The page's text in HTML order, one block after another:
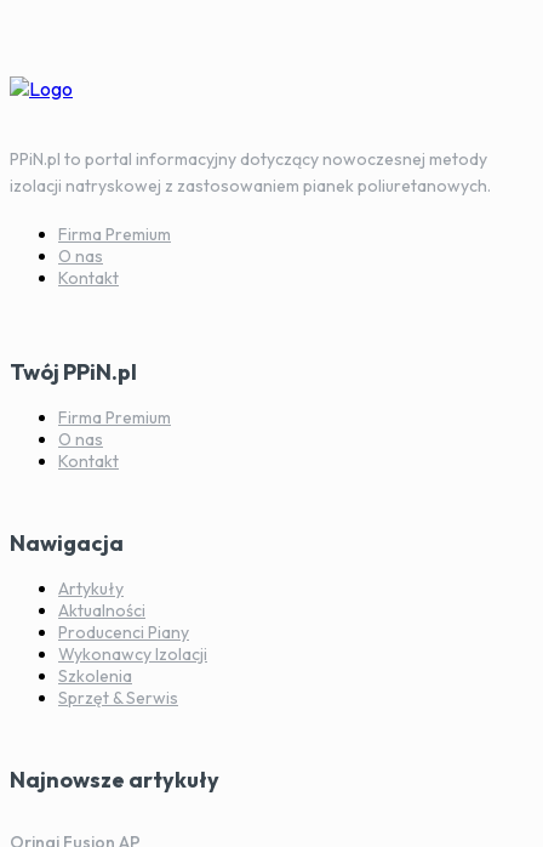
PPiN.pl to portal informacyjny dotyczący nowoczesnej metody
izolacji natryskowej z zastosowaniem pianek poliuretanowych.
Firma Premium
O nas
Kontakt
Twój PPiN.pl
Firma Premium
O nas
Kontakt
Nawigacja
Artykuły
Aktualności
Producenci Piany
Wykonawcy Izolacji
Szkolenia
Sprzęt & Serwis
Najnowsze artykuły
Oringi Fusion AP